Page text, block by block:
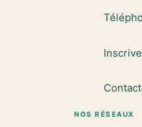
NOS RÉSEAUX